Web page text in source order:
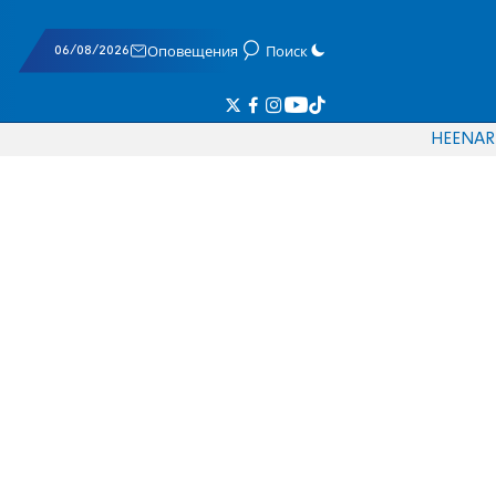
06/08/2026 Оповещения Поиск
HEENAR